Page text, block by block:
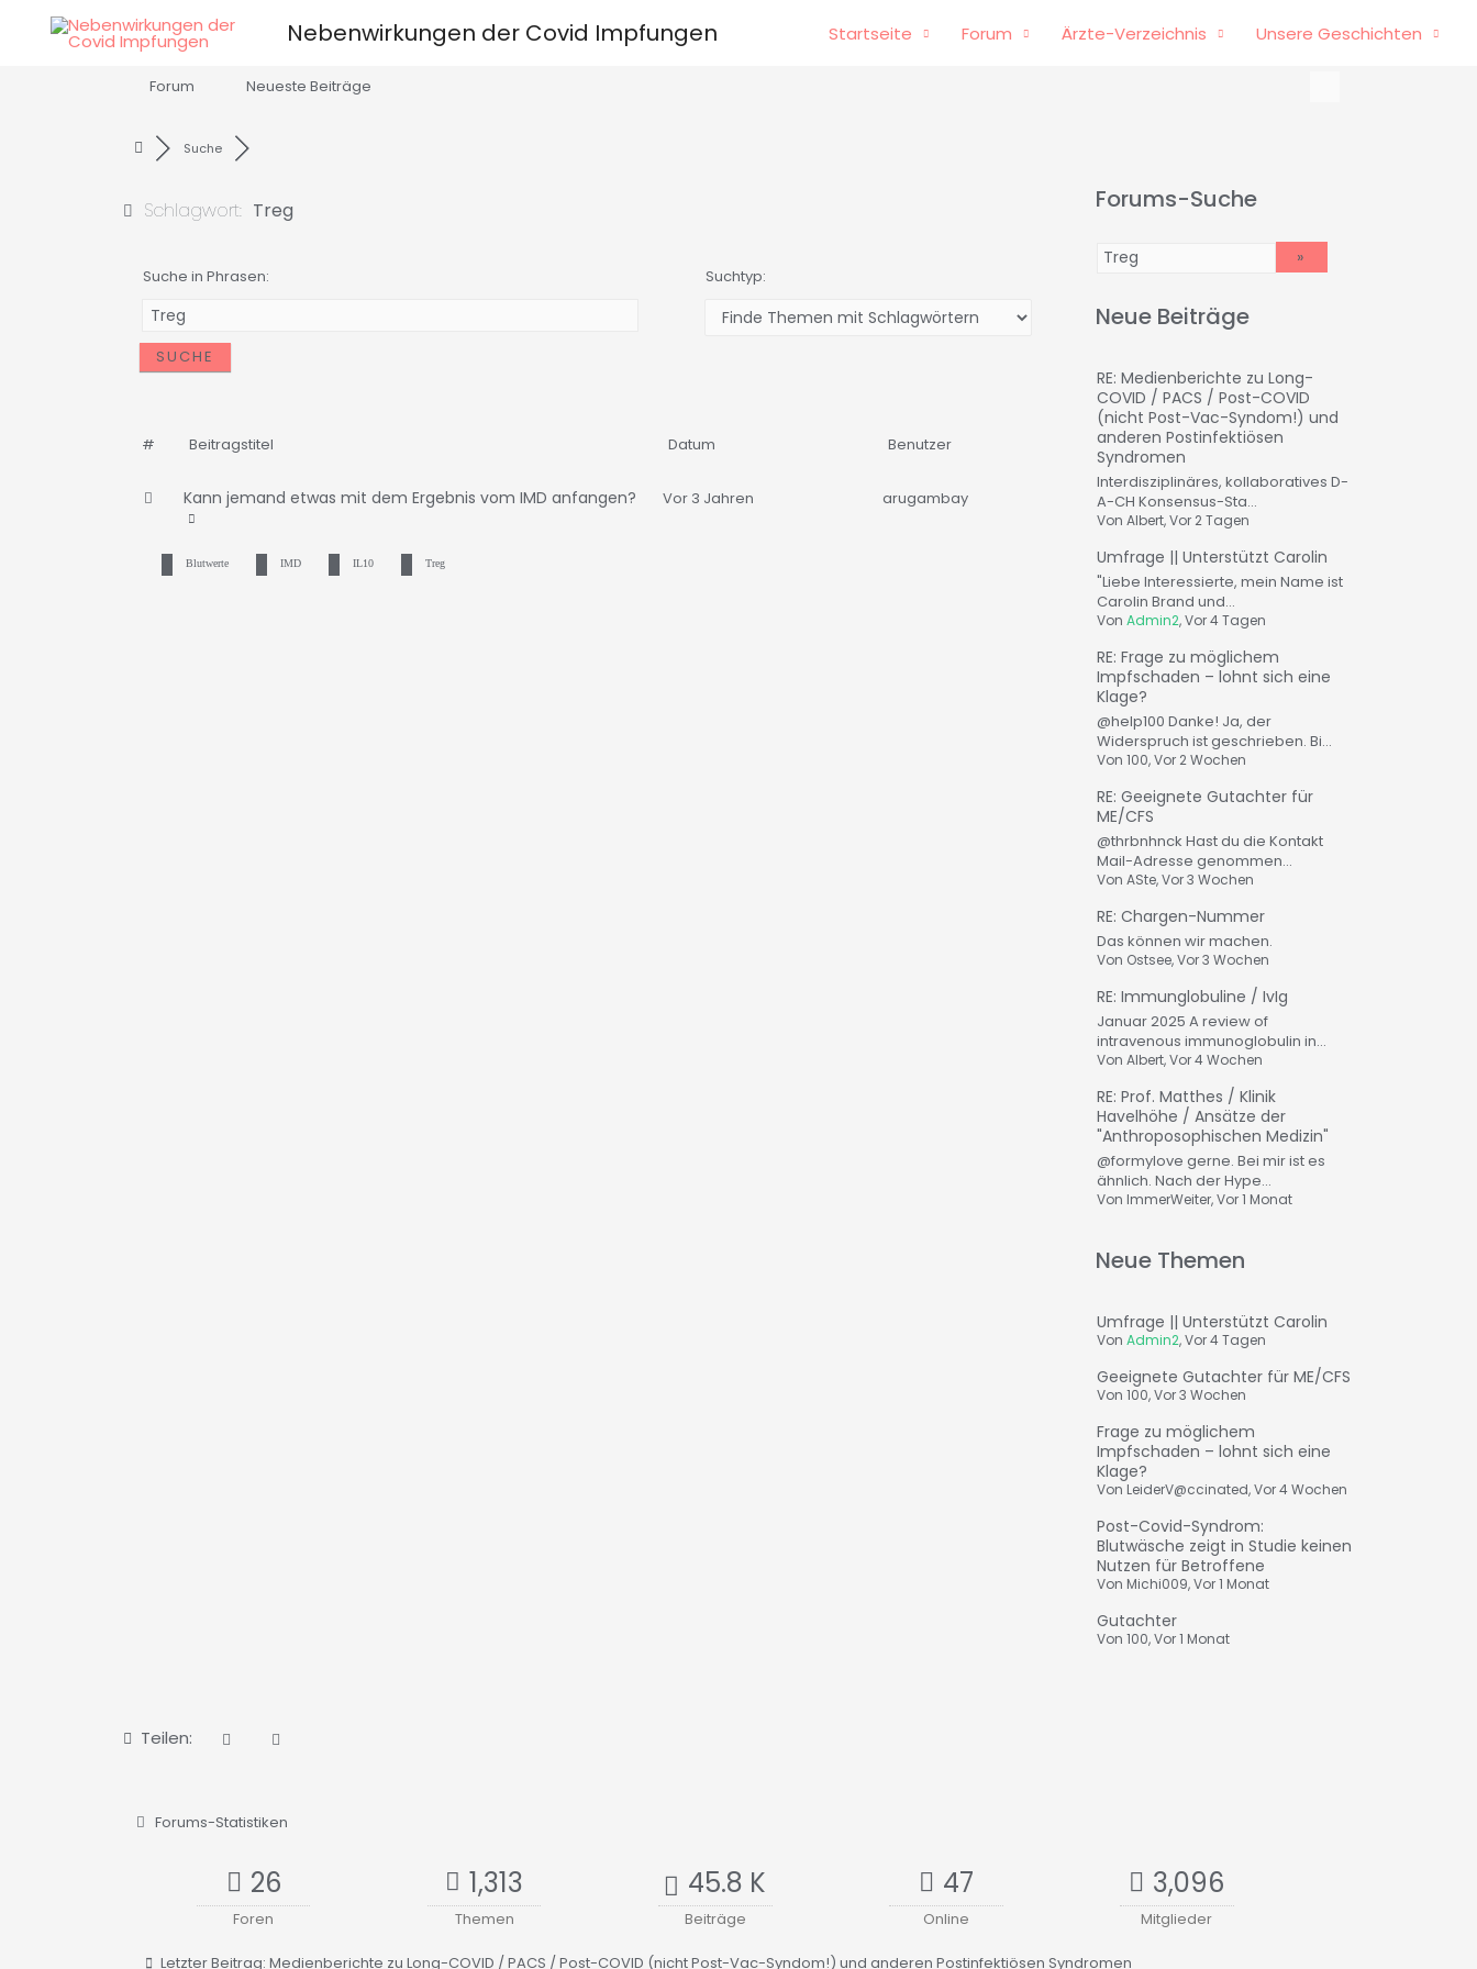
Nebenwirkungen der Covid Impfungen Startseite Forum Ärzte-Verzeichnis Unsere Geschichten
Forum Neueste Beiträge
Suche
Schlagwort: Treg
Suche in Phrasen: Suchtyp:
# Beitragstitel Datum Benutzer
Kann jemand etwas mit dem Ergebnis vom IMD anfangen? Vor 3 Jahren arugambay
Blutwerte IMD IL10 Treg
Forums-Suche
Neue Beiträge
RE: Medienberichte zu Long-
COVID / PACS / Post-COVID
(nicht Post-Vac-Syndom!) und
anderen Postinfektiösen
Syndromen
Interdisziplinäres, kollaboratives D-
A-CH Konsensus-Sta...
Von Albert, Vor 2 Tagen
Umfrage || Unterstützt Carolin
"Liebe Interessierte, mein Name ist
Carolin Brand und...
Von Admin2, Vor 4 Tagen
RE: Frage zu möglichem
Impfschaden – lohnt sich eine
Klage?
@help100 Danke! Ja, der
Widerspruch ist geschrieben. Bi...
Von 100, Vor 2 Wochen
RE: Geeignete Gutachter für
ME/CFS
@thrbnhnck Hast du die Kontakt
Mail-Adresse genommen...
Von ASte, Vor 3 Wochen
RE: Chargen-Nummer
Das können wir machen.
Von Ostsee, Vor 3 Wochen
RE: Immunglobuline / IvIg
Januar 2025 A review of
intravenous immunoglobulin in...
Von Albert, Vor 4 Wochen
RE: Prof. Matthes / Klinik
Havelhöhe / Ansätze der
"Anthroposophischen Medizin"
@formylove gerne. Bei mir ist es
ähnlich. Nach der Hype...
Von ImmerWeiter, Vor 1 Monat
Neue Themen
Umfrage || Unterstützt Carolin
Von Admin2,Vor 4 Tagen
Geeignete Gutachter für ME/CFS
Von 100,Vor 3 Wochen
Frage zu möglichem
Impfschaden – lohnt sich eine
Klage?
Von LeiderV@ccinated,Vor 4 Wochen
Post-Covid-Syndrom:
Blutwäsche zeigt in Studie keinen
Nutzen für Betroffene
Von Michi009,Vor 1 Monat
Gutachter
Von 100,Vor 1 Monat
Teilen:
Forums-Statistiken
26
Foren
1,313
Themen
45.8 K
Beiträge
47
Online
3,096
Mitglieder
Letzter Beitrag: Medienberichte zu Long-COVID / PACS / Post-COVID (nicht Post-Vac-Syndom!) und anderen Postinfektiösen Syndromen